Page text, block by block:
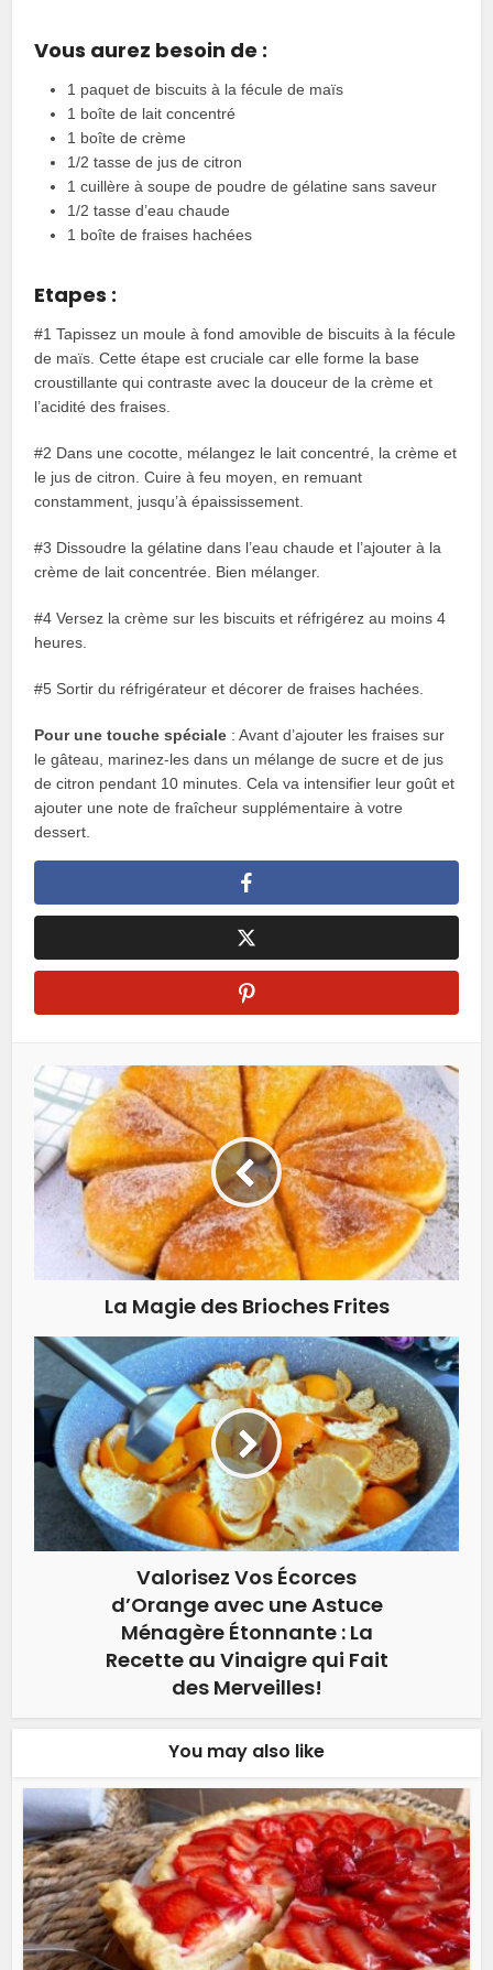
Vous aurez besoin de :
1 paquet de biscuits à la fécule de maïs
1 boîte de lait concentré
1 boîte de crème
1/2 tasse de jus de citron
1 cuillère à soupe de poudre de gélatine sans saveur
1/2 tasse d’eau chaude
1 boîte de fraises hachées
Etapes :
#1 Tapissez un moule à fond amovible de biscuits à la fécule
de maïs. Cette étape est cruciale car elle forme la base
croustillante qui contraste avec la douceur de la crème et
l’acidité des fraises.
#2 Dans une cocotte, mélangez le lait concentré, la crème et
le jus de citron. Cuire à feu moyen, en remuant
constamment, jusqu’à épaississement.
#3 Dissoudre la gélatine dans l’eau chaude et l’ajouter à la
crème de lait concentrée. Bien mélanger.
#4 Versez la crème sur les biscuits et réfrigérez au moins 4
heures.
#5 Sortir du réfrigérateur et décorer de fraises hachées.
Pour une touche spéciale : Avant d’ajouter les fraises sur
le gâteau, marinez-les dans un mélange de sucre et de jus
de citron pendant 10 minutes. Cela va intensifier leur goût et
ajouter une note de fraîcheur supplémentaire à votre
dessert.
La Magie des Brioches Frites
Valorisez Vos Écorces
d’Orange avec une Astuce
Ménagère Étonnante : La
Recette au Vinaigre qui Fait
des Merveilles!
You may also like